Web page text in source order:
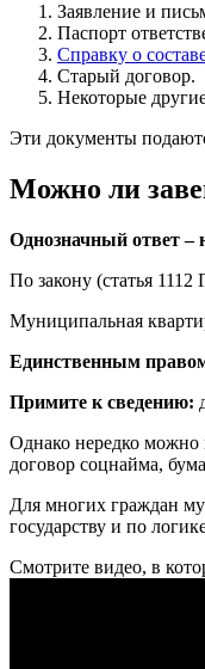
Заявление и
Паспорт
Справку о
Старый договор.
Некоторые
Эти документы
Можно ли
Однозначный ответ –
По закону (статья
Муниципальная
Единственным
Примите к сведению:
Однако нередко можно
договор соцнайма,
Для многих граждан
государству и по
Смотрите видео, в